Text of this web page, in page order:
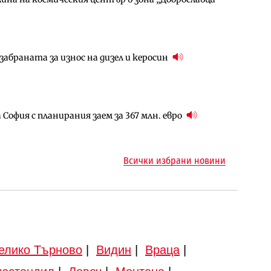
за износ на дизел и керосин
с планирания заем за 367 млн. евро
план за магистралата Русе – Велико
надзора на двете метростанции в „Люлин“
езеро става част от бъдещата магистрала
„на ръчно управление“ общинската
Всички избрани новини
Търново Видин Враца